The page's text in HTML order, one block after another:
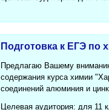
Подготовка к ЕГЭ по
Предлагаю Вашему
содержания курса химии
соединений алюминия и
Целевая аудитория: для 11